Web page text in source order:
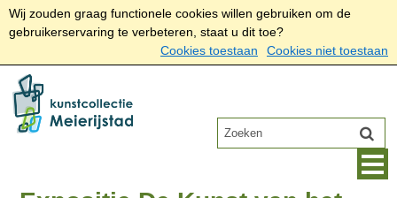
Wij zouden graag functionele cookies willen gebruiken om de
gebruikerservaring te verbeteren, staat u dit toe?
Cookies toestaan
Cookies niet toestaan